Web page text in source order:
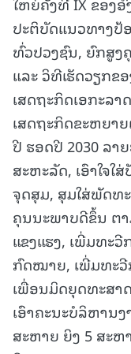
ປະຕິບັດແນວທາງປ້
ທົ່ວປວງຊົນ, ຍົກສູ
ແລະ ວິທີເຮັດວຽກຂ
ເສດຖະກິດເອກະລາ
ເສດຖະກິດຂະຫຍາຍ
ປີ ຮອດປີ 2030 ລາ
ສະຫະລັດ, ເອົາໃຈໃ
ຈຸດສຸມ, ສຸມໃສ່ພັດທ
ຄຸນນະພາບດີຂຶ້ນ ຕ
ແຂງແຮງ, ເພີ່ມທະ
ກົດໝາຍ, ເພີ່ມທະ
ເພື່ອນມິດຍຸດທະສາ
ເອົາຄະນະບໍລິຫານ
ສະຫາຍ ຍິງ 5 ສະຫ